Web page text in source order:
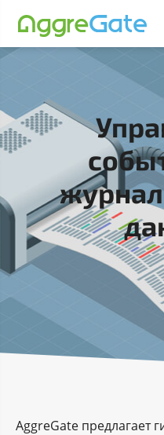
AggreGate предлагает
Contact Us